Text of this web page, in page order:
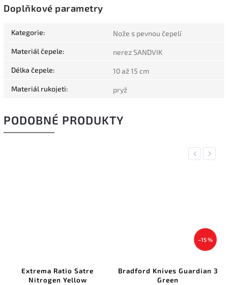
Doplňkové parametry
Kategorie: Nože s pevnou čepelí
Materiál čepele: nerez SANDVIK
Délka čepele: 10 až 15 cm
Materiál rukojeti: pryž
PODOBNÉ PRODUKTY
Previous
Extrema Ratio Satre
Nitrogen Yellow
–15 %
Bradford Knives Guardian 3
Green
Next